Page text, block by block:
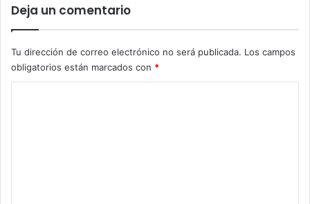
Deja un comentario
Tu dirección de correo electrónico no será publicada. Los campos
obligatorios están marcados con *